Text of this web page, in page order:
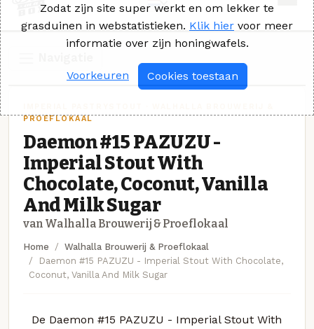
PROEFLOKAAL
Daemon #15 PAZUZU -
Imperial Stout With
Chocolate, Coconut, Vanilla
And Milk Sugar
van Walhalla Brouwerij & Proeflokaal
Home
Walhalla Brouwerij & Proeflokaal
Daemon #15 PAZUZU - Imperial Stout With Chocolate,
Coconut, Vanilla And Milk Sugar
De Daemon #15 PAZUZU - Imperial Stout With
Zodat zijn site super werkt en om lekker te
grasduinen in webstatistieken. Klik hier voor meer
informatie over zijn honingwafels.
Voorkeuren Cookies toestaan